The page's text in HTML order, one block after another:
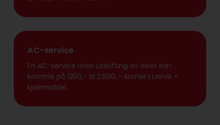
AC-service
En AC-service uten utskifting av deler kan
komme på 1250,- til 2.500, – kroner i Leirvik +
kjølemiddel.